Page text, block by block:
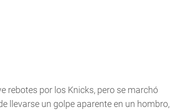
rebotes por los Knicks, pero se marchó
llevarse un golpe aparente en un hombro,